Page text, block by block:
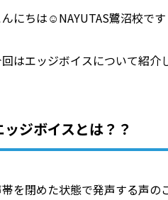
んにちは☺NAYUTAS鷺沼校です
はエッジボイスについて紹介
ッジボイスとは？？
を閉めた状態で発声する声の